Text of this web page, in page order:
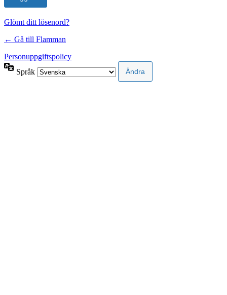
Glömt ditt lösenord?
← Gå till Flamman
Personuppgiftspolicy
Språk